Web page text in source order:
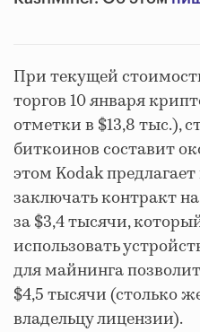
При текущей
торгов 10 января
отметки в $13,8 тыс.),
биткоинов составит
этом Kodak
заключать контракт
за $3,4 тысячи,
использовать
для майнинга
$4,5 тысячи (столько
владельцу лицензии).